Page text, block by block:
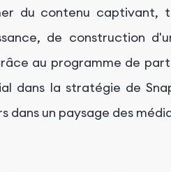
du contenu
de construction
au programme de
dans la stratégie de
dans un paysage des